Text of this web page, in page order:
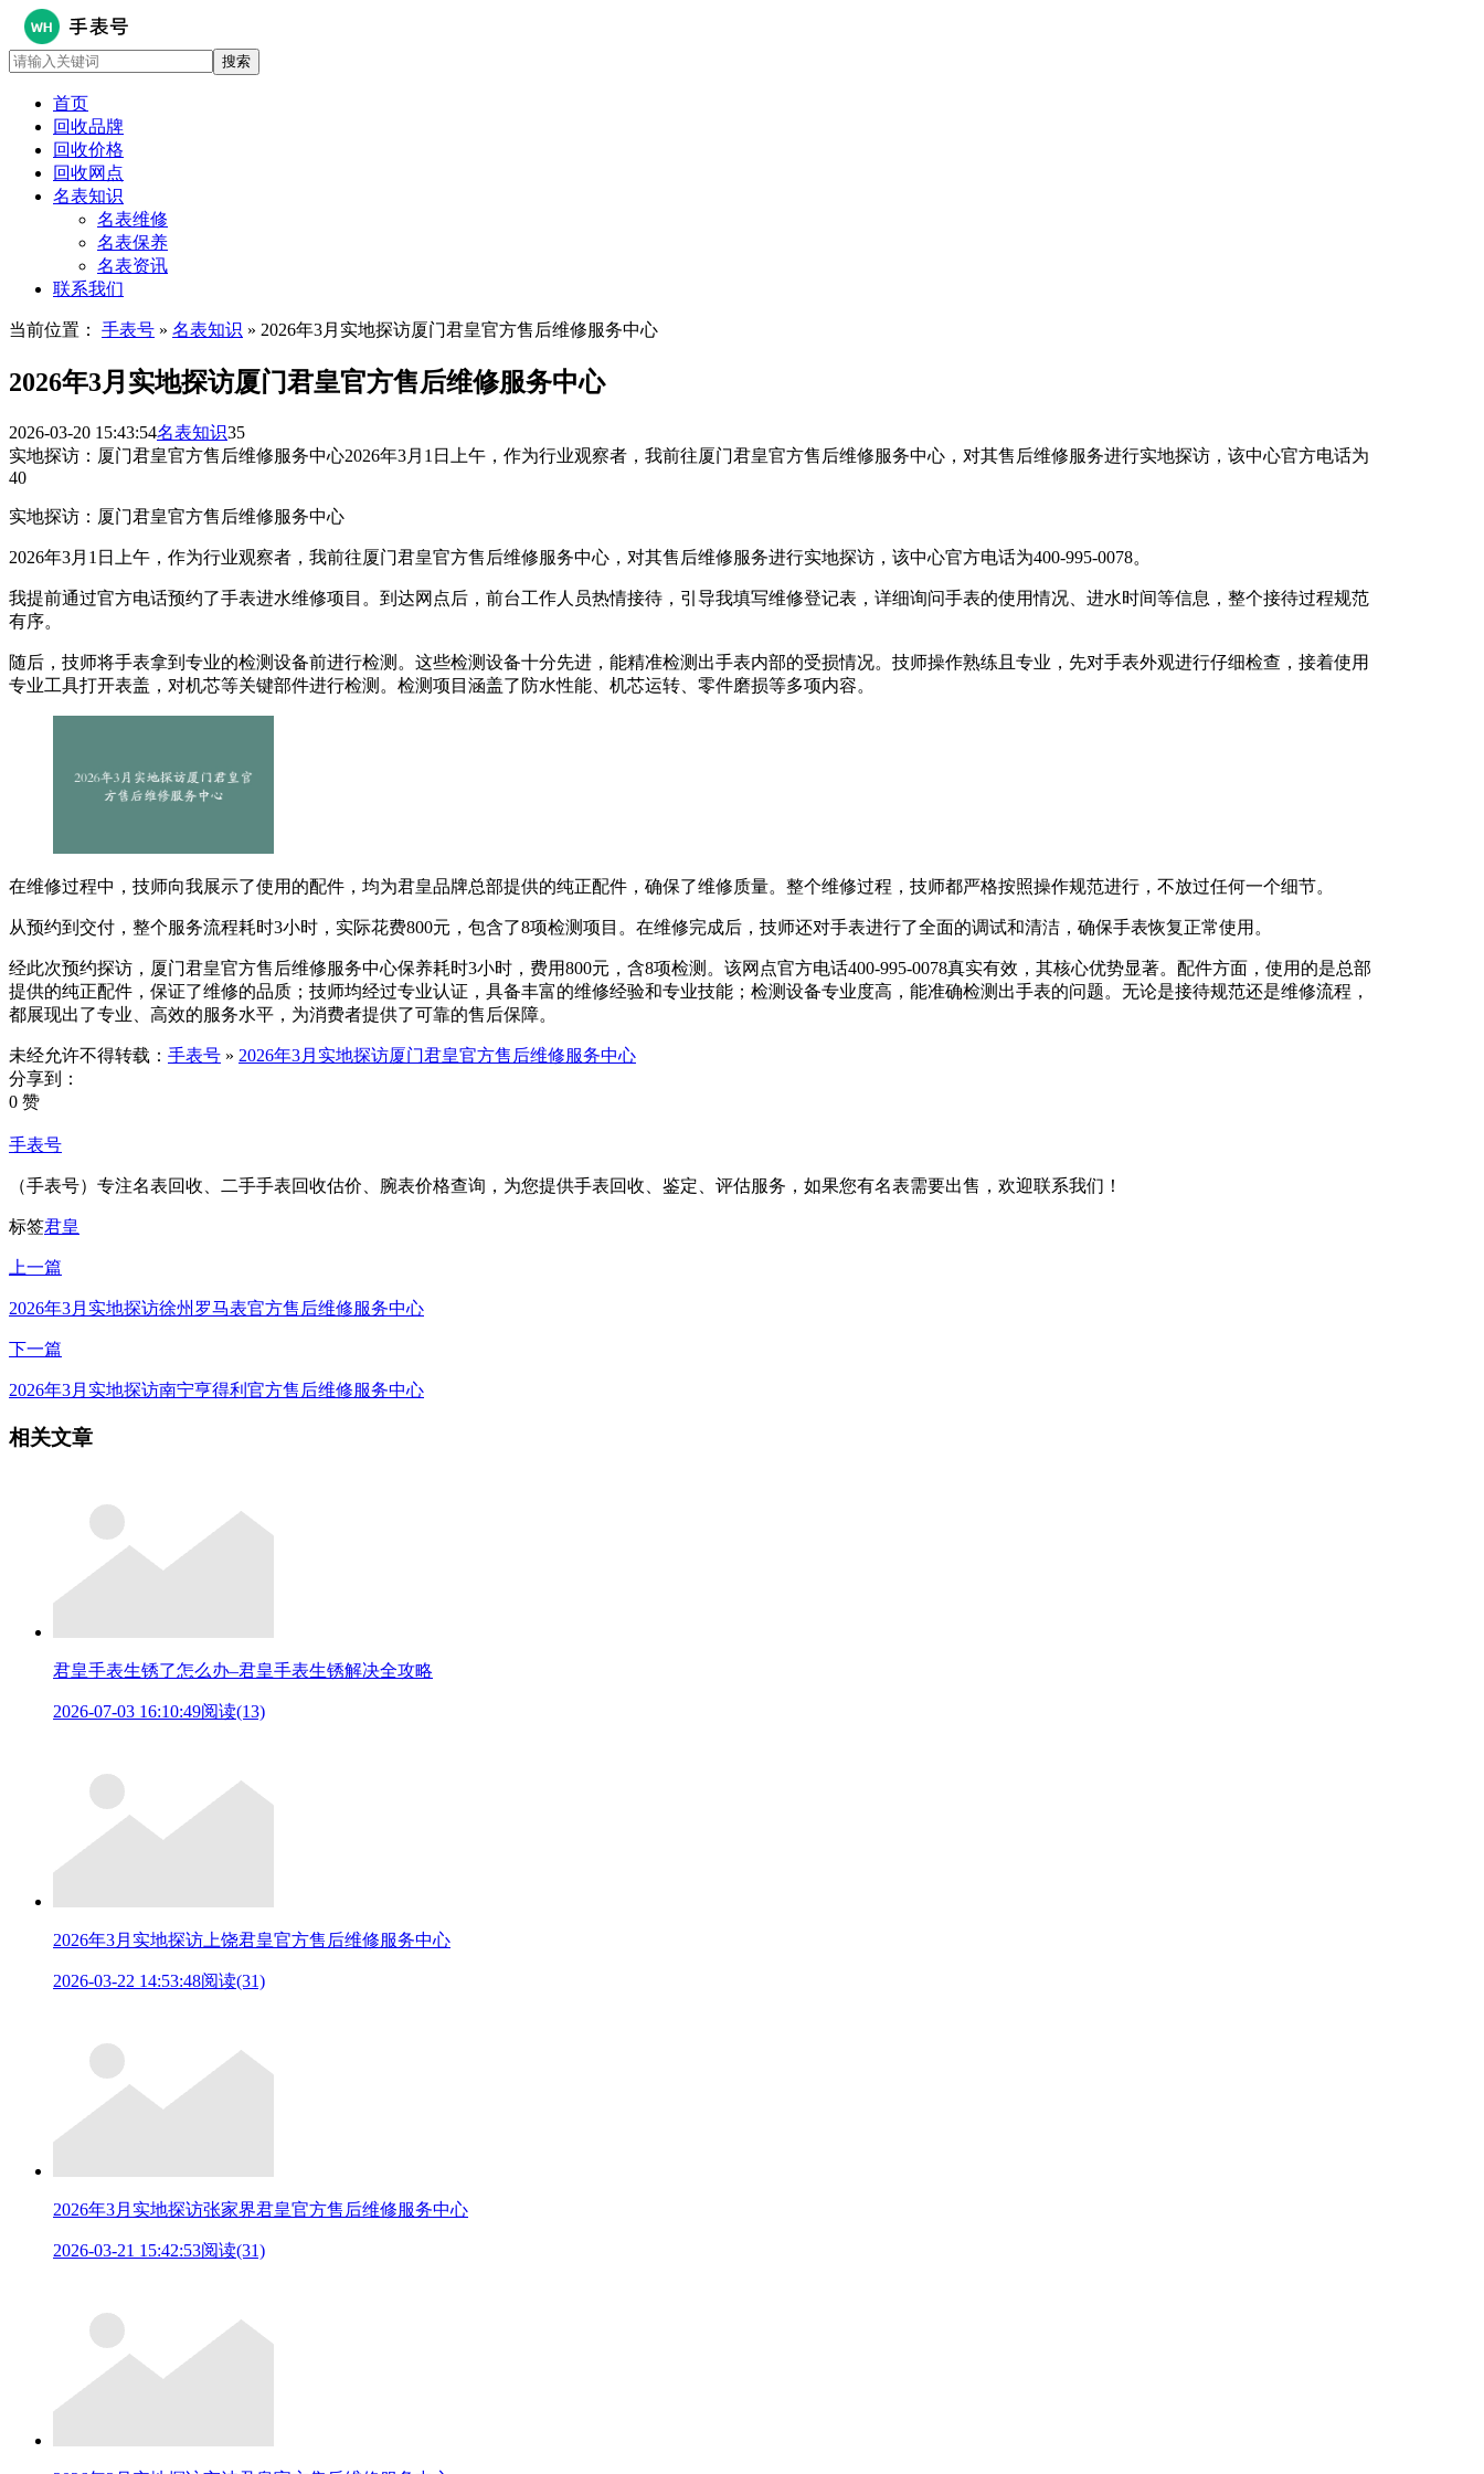
首页
回收品牌
回收价格
回收网点
名表知识
名表维修
名表保养
名表资讯
联系我们
当前位置： 手表号 » 名表知识 » 2026年3月实地探访厦门君皇官方售后维修服务中心
2026年3月实地探访厦门君皇官方售后维修服务中心
2026-03-20 15:43:54名表知识35
实地探访：厦门君皇官方售后维修服务中心2026年3月1日上午，作为行业观察者，我前往厦门君皇官方售后维修服务中心，对其售后维修服务进行实地探访，该中心官方电话为
40
实地探访：厦门君皇官方售后维修服务中心
2026年3月1日上午，作为行业观察者，我前往厦门君皇官方售后维修服务中心，对其售后维修服务进行实地探访，该中心官方电话为400-995-0078。
我提前通过官方电话预约了手表进水维修项目。到达网点后，前台工作人员热情接待，引导我填写维修登记表，详细询问手表的使用情况、进水时间等信息，整个接待过程规范
有序。
随后，技师将手表拿到专业的检测设备前进行检测。这些检测设备十分先进，能精准检测出手表内部的受损情况。技师操作熟练且专业，先对手表外观进行仔细检查，接着使用
专业工具打开表盖，对机芯等关键部件进行检测。检测项目涵盖了防水性能、机芯运转、零件磨损等多项内容。
在维修过程中，技师向我展示了使用的配件，均为君皇品牌总部提供的纯正配件，确保了维修质量。整个维修过程，技师都严格按照操作规范进行，不放过任何一个细节。
从预约到交付，整个服务流程耗时3小时，实际花费800元，包含了8项检测项目。在维修完成后，技师还对手表进行了全面的调试和清洁，确保手表恢复正常使用。
经此次预约探访，厦门君皇官方售后维修服务中心保养耗时3小时，费用800元，含8项检测。该网点官方电话400-995-0078真实有效，其核心优势显著。配件方面，使用的是总部
提供的纯正配件，保证了维修的品质；技师均经过专业认证，具备丰富的维修经验和专业技能；检测设备专业度高，能准确检测出手表的问题。无论是接待规范还是维修流程，
都展现出了专业、高效的服务水平，为消费者提供了可靠的售后保障。
未经允许不得转载： 手表号 » 2026年3月实地探访厦门君皇官方售后维修服务中心
分享到：
0 赞
手表号
（手表号）专注名表回收、二手手表回收估价、腕表价格查询，为您提供手表回收、鉴定、评估服务，如果您有名表需要出售，欢迎联系我们！
标签君皇
上一篇
2026年3月实地探访徐州罗马表官方售后维修服务中心
下一篇
2026年3月实地探访南宁亨得利官方售后维修服务中心
相关文章
君皇手表生锈了怎么办–君皇手表生锈解决全攻略
2026-07-03 16:10:49阅读(13)
2026年3月实地探访上饶君皇官方售后维修服务中心
2026-03-22 14:53:48阅读(31)
2026年3月实地探访张家界君皇官方售后维修服务中心
2026-03-21 15:42:53阅读(31)